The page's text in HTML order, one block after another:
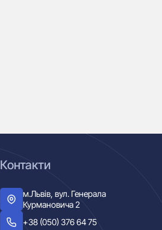
Контакти
м.Львів, вул. Генерала
Курмановича 2
+38 (050) 376 64 75